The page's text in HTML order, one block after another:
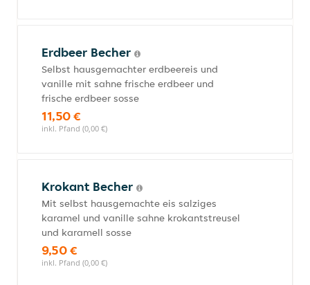
Erdbeer Becher
Selbst hausgemachter erdbeereis und
vanille mit sahne frische erdbeer und
frische erdbeer sosse
11,50 €
inkl. Pfand (0,00 €)
Krokant Becher
Mit selbst hausgemachte eis salziges
karamel und vanille sahne krokantstreusel
und karamell sosse
9,50 €
inkl. Pfand (0,00 €)